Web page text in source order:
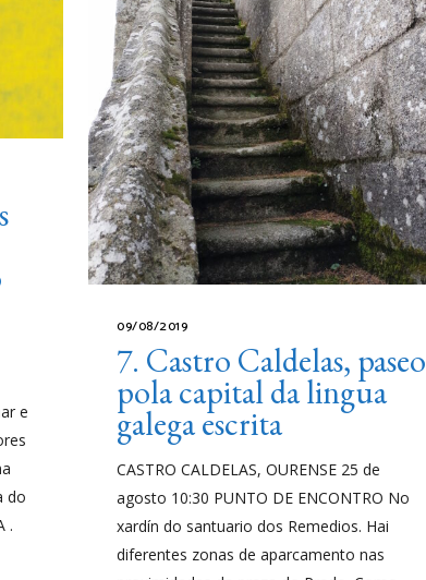
e
do
.
09/08/2019
7. Castro Caldelas, paseo
pola capital da lingua
galega escrita
CASTRO CALDELAS, OURENSE 25 de
agosto 10:30 PUNTO DE ENCONTRO No
xardín do santuario dos Remedios. Hai
diferentes zonas de aparcamento nas